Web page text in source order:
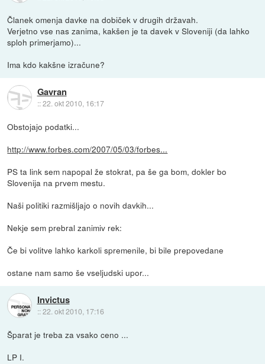
Članek omenja davke na dobiček v drugih državah.
Verjetno vse nas zanima, kakšen je ta davek v Sloveniji (da lahko
sploh primerjamo)...
Ima kdo kakšne izračune?
Gavran
::22. okt 2010, 16:17
Obstojajo podatki...
http://www.forbes.com/2007/05/03/forbes...
PS ta link sem napopal že stokrat, pa še ga bom, dokler bo
Slovenija na prvem mestu.
Naši politiki razmišljajo o novih davkih...
Nekje sem prebral zanimiv rek:
Če bi volitve lahko karkoli spremenile, bi bile prepovedane
ostane nam samo še vseljudski upor...
Invictus
::22. okt 2010, 17:16
Šparat je treba za vsako ceno ...
LP I.